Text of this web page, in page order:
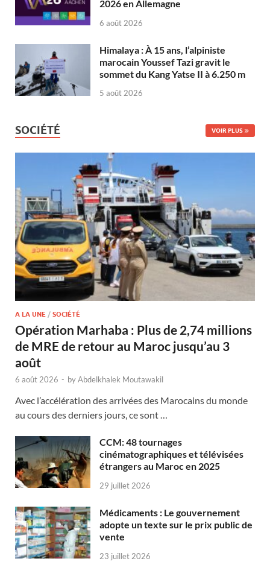
2026 en Allemagne
6 août 2026
Himalaya : À 15 ans, l’alpiniste
marocain Youssef Tazi gravit le
sommet du Kang Yatse II à 6.250 m
5 août 2026
SOCIÉTÉ VOIR PLUS
A LA UNE / SOCIÉTÉ
Opération Marhaba : Plus de 2,74 millions
de MRE de retour au Maroc jusqu’au 3
août
6 août 2026 - byAbdelkhalek Moutawakil
Avec l’accélération des arrivées des Marocains du monde
au cours des derniers jours, ce sont …
CCM: 48 tournages
cinématographiques et télévisées
étrangers au Maroc en 2025
29 juillet 2026
Médicaments : Le gouvernement
adopte un texte sur le prix public de
vente
23 juillet 2026